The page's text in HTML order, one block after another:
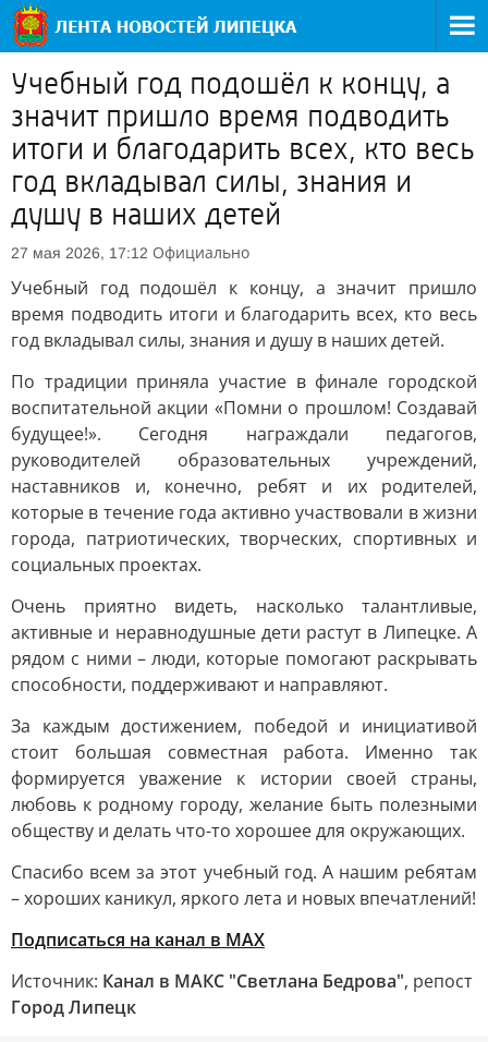
Учебный год подошёл к концу, а
значит пришло время подводить
итоги и благодарить всех, кто весь
год вкладывал силы, знания и
душу в наших детей
27 мая 2026, 17:12 Официально
Учебный год подошёл к концу, а значит пришло
время подводить итоги и благодарить всех, кто весь
год вкладывал силы, знания и душу в наших детей.
По традиции приняла участие в финале городской
воспитательной акции «Помни о прошлом! Создавай
будущее!». Сегодня награждали педагогов,
руководителей образовательных учреждений,
наставников и, конечно, ребят и их родителей,
которые в течение года активно участвовали в жизни
города, патриотических, творческих, спортивных и
социальных проектах.
Очень приятно видеть, насколько талантливые,
активные и неравнодушные дети растут в Липецке. А
рядом с ними – люди, которые помогают раскрывать
способности, поддерживают и направляют.
За каждым достижением, победой и инициативой
стоит большая совместная работа. Именно так
формируется уважение к истории своей страны,
любовь к родному городу, желание быть полезными
обществу и делать что-то хорошее для окружающих.
Спасибо всем за этот учебный год. А нашим ребятам
– хороших каникул, яркого лета и новых впечатлений!
Подписаться на канал в МАХ
Источник: Канал в МАКС "Светлана Бедрова", репост
Город Липецк